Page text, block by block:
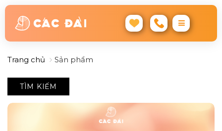
Trang chủ Sản phẩm
TÌM KIẾM